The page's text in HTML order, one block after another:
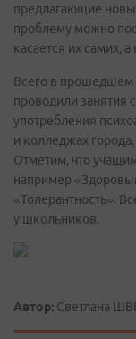
предлагающие
проблему можно
касается их самих,
Всего в
проводили занятия
употребления
и колледжах
Отметим, что
например
«Толерантность».
у школьников.
Автор: Светлана